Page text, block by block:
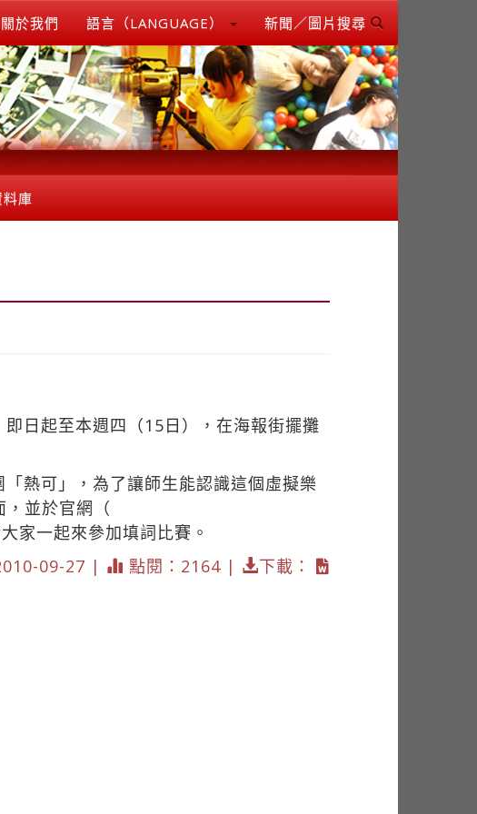
關於我們 語言（LANGUAGE） 新聞／圖片搜尋
庫
日起至本週四（15日），在海報街擺攤
熱可」，為了讓師生能認識這個虛擬樂
並於官網（
一起來參加填詞比賽。
09-27 | 點閱：2164 | 下載：